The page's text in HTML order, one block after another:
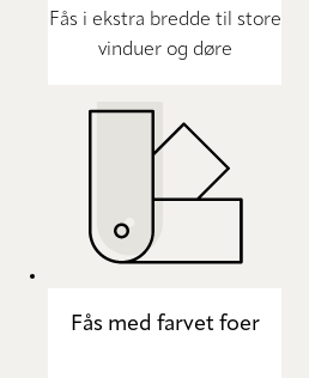
Fås i ekstra bredde til store
vinduer og døre
Fås med farvet foer